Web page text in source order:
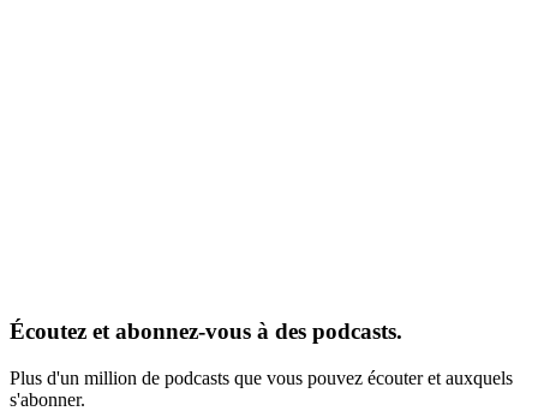
Écoutez et abonnez-vous à des podcasts.
Plus d'un million de podcasts que vous pouvez écouter et auxquels
s'abonner.